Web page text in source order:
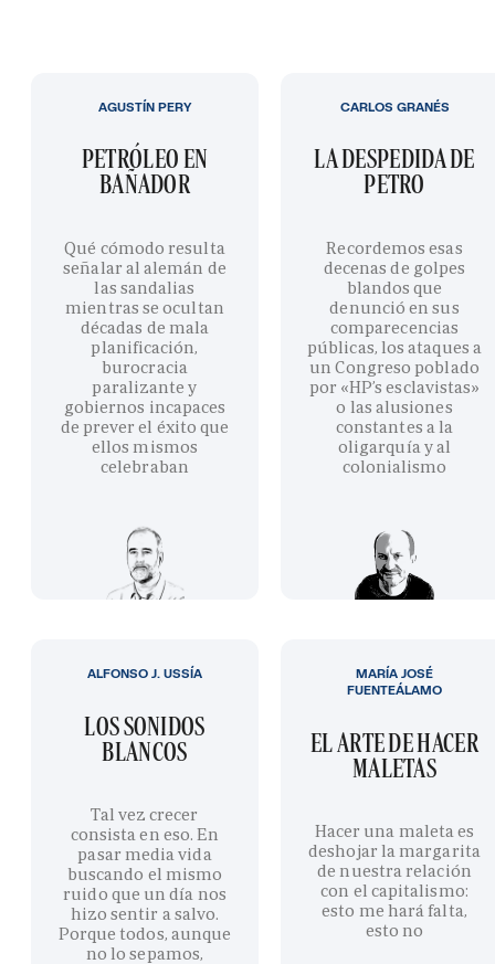
PETRÓLEO EN
BAÑADOR
Qué cómodo resulta
señalar al alemán de
las sandalias
mientras se ocultan
décadas de mala
planificación,
burocracia
paralizante y
gobiernos incapaces
de prever el éxito que
ellos mismos
celebraban
AGUSTÍN PERY
LA DESPEDIDA DE
PETRO
Recordemos esas
decenas de golpes
blandos que
denunció en sus
comparecencias
públicas, los ataques a
un Congreso poblado
por «HP’s esclavistas»
o las alusiones
constantes a la
oligarquía y al
colonialismo
CARLOS GRANÉS
LOS SONIDOS
BLANCOS
Tal vez crecer
consista en eso. En
pasar media vida
buscando el mismo
ruido que un día nos
hizo sentir a salvo.
Porque todos, aunque
no lo sepamos,
ALFONSO J. USSÍA
EL ARTE DE HACER
MALETAS
Hacer una maleta es
deshojar la margarita
de nuestra relación
con el capitalismo:
esto me hará falta,
esto no
MARÍA JOSÉ
FUENTEÁLAMO